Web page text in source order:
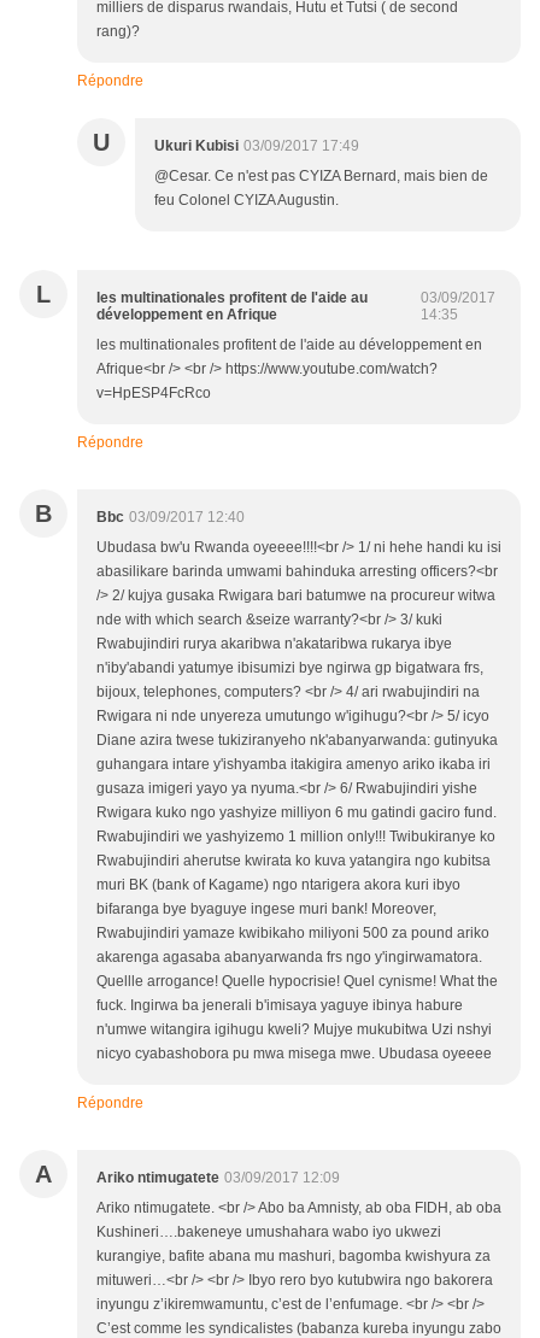
milliers de disparus rwandais, Hutu et Tutsi ( de second
rang)?
Répondre
U Ukuri Kubisi 03/09/2017 17:49
@Cesar. Ce n'est pas CYIZA Bernard, mais bien de
feu Colonel CYIZA Augustin.
L
les multinationales profitent de l'aide au
développement en Afrique
03/09/2017
14:35
les multinationales profitent de l'aide au développement en
Afrique<br /> <br /> https://www.youtube.com/watch?
v=HpESP4FcRco
Répondre
B Bbc 03/09/2017 12:40
Ubudasa bw'u Rwanda oyeeee!!!!<br /> 1/ ni hehe handi ku isi
abasilikare barinda umwami bahinduka arresting officers?<br
/> 2/ kujya gusaka Rwigara bari batumwe na procureur witwa
nde with which search &seize warranty?<br /> 3/ kuki
Rwabujindiri rurya akaribwa n'akataribwa rukarya ibye
n'iby'abandi yatumye ibisumizi bye ngirwa gp bigatwara frs,
bijoux, telephones, computers? <br /> 4/ ari rwabujindiri na
Rwigara ni nde unyereza umutungo w'igihugu?<br /> 5/ icyo
Diane azira twese tukiziranyeho nk'abanyarwanda: gutinyuka
guhangara intare y'ishyamba itakigira amenyo ariko ikaba iri
gusaza imigeri yayo ya nyuma.<br /> 6/ Rwabujindiri yishe
Rwigara kuko ngo yashyize milliyon 6 mu gatindi gaciro fund.
Rwabujindiri we yashyizemo 1 million only!!! Twibukiranye ko
Rwabujindiri aherutse kwirata ko kuva yatangira ngo kubitsa
muri BK (bank of Kagame) ngo ntarigera akora kuri ibyo
bifaranga bye byaguye ingese muri bank! Moreover,
Rwabujindiri yamaze kwibikaho miliyoni 500 za pound ariko
akarenga agasaba abanyarwanda frs ngo y'ingirwamatora.
Quellle arrogance! Quelle hypocrisie! Quel cynisme! What the
fuck. Ingirwa ba jenerali b'imisaya yaguye ibinya habure
n'umwe witangira igihugu kweli? Mujye mukubitwa Uzi nshyi
nicyo cyabashobora pu mwa misega mwe. Ubudasa oyeeee
Répondre
A Ariko ntimugatete 03/09/2017 12:09
Ariko ntimugatete. <br /> Abo ba Amnisty, ab oba FIDH, ab oba
Kushineri….bakeneye umushahara wabo iyo ukwezi
kurangiye, bafite abana mu mashuri, bagomba kwishyura za
mituweri…<br /> <br /> Ibyo rero byo kutubwira ngo bakorera
inyungu z’ikiremwamuntu, c’est de l’enfumage. <br /> <br />
C’est comme les syndicalistes (babanza kureba inyungu zabo